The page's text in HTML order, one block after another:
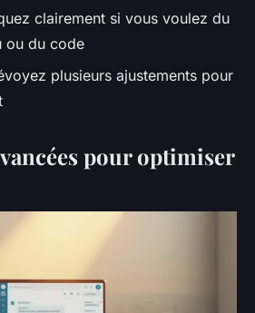
clairement si vous voulez du
ou du code
plusieurs ajustements pour
pour optimiser